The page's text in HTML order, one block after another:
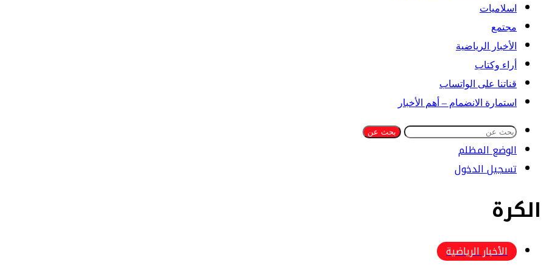
اسلاميات
مجتمع
الأخبار الرياضية
أراء وكتاب
قناتنا على الواتساب
استمارة الانضمام – أهم الأخبار
بحث عن
الوضع المظلم
تسجيل الدخول
الكرة
الأخبار الرياضية